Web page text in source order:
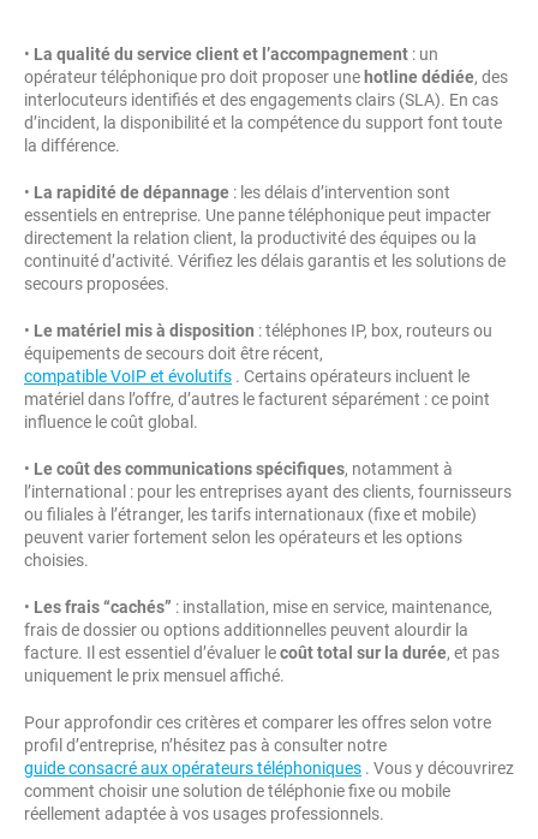
• La qualité du service client et l’accompagnement : un
opérateur téléphonique pro doit proposer une hotline dédiée, des
interlocuteurs identifiés et des engagements clairs (SLA). En cas
d’incident, la disponibilité et la compétence du support font toute
la différence.
• La rapidité de dépannage : les délais d’intervention sont
essentiels en entreprise. Une panne téléphonique peut impacter
directement la relation client, la productivité des équipes ou la
continuité d’activité. Vérifiez les délais garantis et les solutions de
secours proposées.
• Le matériel mis à disposition : téléphones IP, box, routeurs ou
équipements de secours doit être récent,
compatible VoIP et évolutifs . Certains opérateurs incluent le
matériel dans l’offre, d’autres le facturent séparément : ce point
influence le coût global.
• Le coût des communications spécifiques, notamment à
l’international : pour les entreprises ayant des clients, fournisseurs
ou filiales à l’étranger, les tarifs internationaux (fixe et mobile)
peuvent varier fortement selon les opérateurs et les options
choisies.
• Les frais “cachés” : installation, mise en service, maintenance,
frais de dossier ou options additionnelles peuvent alourdir la
facture. Il est essentiel d’évaluer lecoût total sur la durée, et pas
uniquement le prix mensuel affiché.
Pour approfondir ces critères et comparer les offres selon votre
profil d’entreprise, n’hésitez pas à consulter notre
guide consacré aux opérateurs téléphoniques . Vous y découvrirez
comment choisir une solution de téléphonie fixe ou mobile
réellement adaptée à vos usages professionnels.